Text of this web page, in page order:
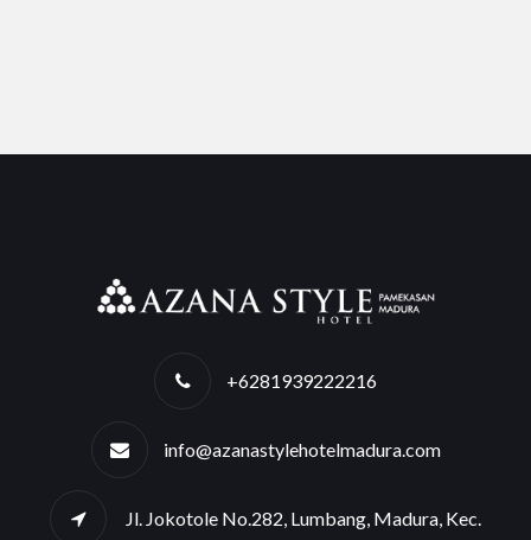
+6281939222216
info@azanastylehotelmadura.com
Jl. Jokotole No.282, Lumbang, Madura, Kec.